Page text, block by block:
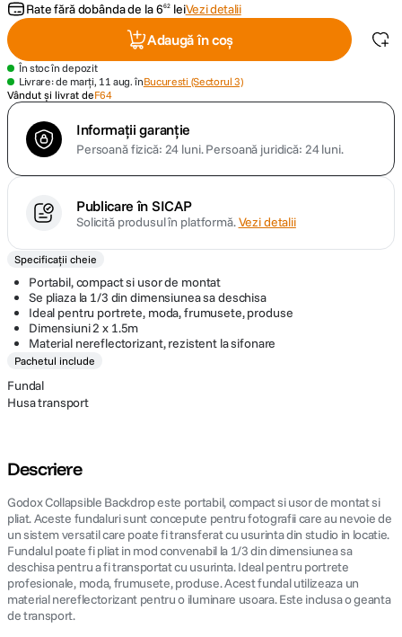
dji mic mini
10. dji osmo
Rate fără dobânda de la662 leiVezi detalii
Adaugă în coș
În stoc în depozit
Livrare: de marți, 11 aug. înBucuresti (Sectorul 3)
Vândut și livrat deF64
Informații garanție
Persoană fizică: 24 luni.Persoană juridică: 24 luni.
Publicare în SICAP
Solicită produsul în platformă.Vezi detalii
Specificații cheie
Portabil, compact si usor de montat
Se pliaza la 1/3 din dimensiunea sa deschisa
Ideal pentru portrete, moda, frumusete, produse
Dimensiuni 2 x 1.5m
Material nereflectorizant, rezistent la sifonare
Pachetul include
Fundal
Husa transport
Descriere
Godox Collapsible Backdrop este portabil, compact si usor de montat si
pliat. Aceste fundaluri sunt concepute pentru fotografii care au nevoie de
un sistem versatil care poate fi transferat cu usurinta din studio in locatie.
Fundalul poate fi pliat in mod convenabil la 1/3 din dimensiunea sa
deschisa pentru a fi transportat cu usurinta. Ideal pentru portrete
profesionale, moda, frumusete, produse. Acest fundal utilizeaza un
material nereflectorizant pentru o iluminare usoara. Este inclusa o geanta
de transport.